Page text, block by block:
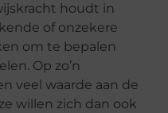
houdt in
of onzekere
om te bepalen
Op zo’n
veel waarde aan de
willen zich dan ook